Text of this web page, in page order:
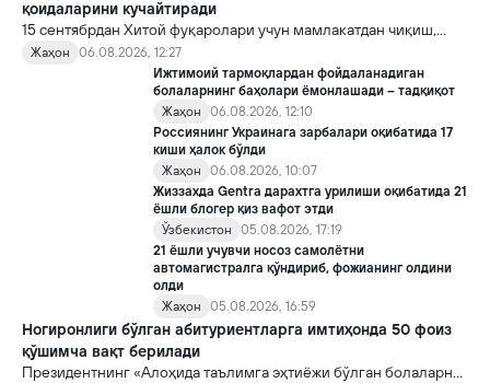
қоидаларини кучайтиради
15 сентябрдан Хитой фуқаролари учун мамлакатдан чиқиш,
хорижликлар учун эса Хитойга кириш тартиби бўйича янги
қоидалар кучга киради.
Жаҳон
06.08.2026, 12:27
Ижтимоий тармоқлардан фойдаланадиган
болаларнинг баҳолари ёмонлашади – тадқиқот
Жаҳон
06.08.2026, 12:10
Россиянинг Украинага зарбалари оқибатида 17
киши ҳалок бўлди
Жаҳон
06.08.2026, 10:07
Жиззахда Gentra дарахтга урилиши оқибатида 21
ёшли блогер қиз вафот этди
Ўзбекистон
05.08.2026, 17:19
21 ёшли учувчи носоз самолётни
автомагистралга қўндириб, фожианинг олдини
олди
Жаҳон
05.08.2026, 16:59
Ногиронлиги бўлган абитуриентларга имтиҳонда 50 фоиз
қўшимча вақт берилади
Президентнинг «Алоҳида таълимга эҳтиёжи бўлган болаларни